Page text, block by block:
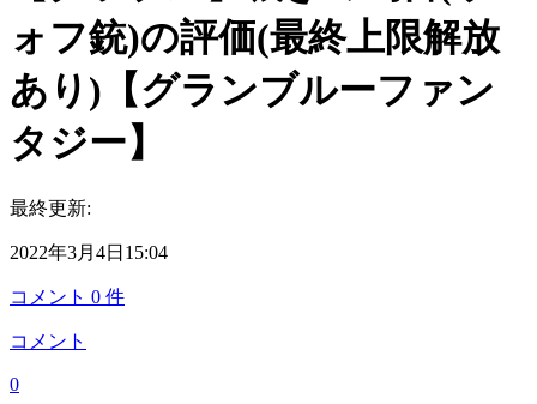
ォフ銃)の評価(最終上限解放
あり)【グランブルーファン
タジー】
最終更新:
2022年3月4日15:04
コメント 0 件
コメント
0